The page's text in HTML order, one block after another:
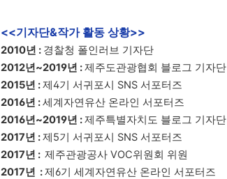
<<기자단&작가 활동 상황>>
2010년 : 경찰청 폴인러브 기자단
2012년~2019년 :제주도관광협회 블로그 기자단
2015년 :제4기 서귀포시 SNS 서포터즈
2016년 :세계자연유산 온라인 서포터즈
2016년~2019년 :제주특별자치도 블로그 기자단
2017년 :제5기 서귀포시 SNS 서포터즈
2017년 : 제주관광공사 VOC위원회 위원
2017년 :제6기 세계자연유산 온라인 서포터즈